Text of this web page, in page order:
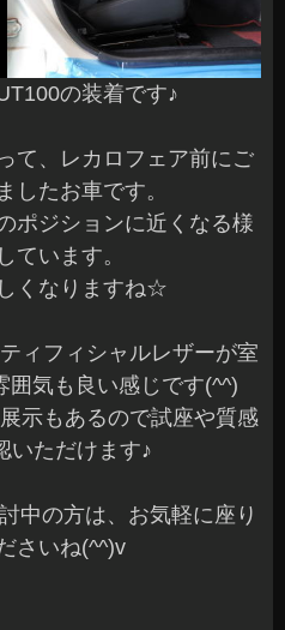
の装着です♪
て、レカロフェア前にご
したお車です。
ポジションに近くなる様
ています。
くなりますね☆
ィフィシャルレザーが室
囲気も良い感じです(^^)
示もあるので試座や質感
いただけます♪
中の方は、お気軽に座り
さいね(^^)v